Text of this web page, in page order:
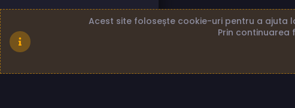
Acest site folosește cookie-uri pentru a ajuta
Prin continuarea